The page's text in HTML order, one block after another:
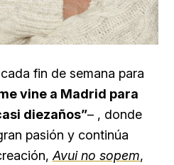
fin de semana para
vine a Madrid para
diezaños”– , donde
pasión y continúa
Avui no sopem,